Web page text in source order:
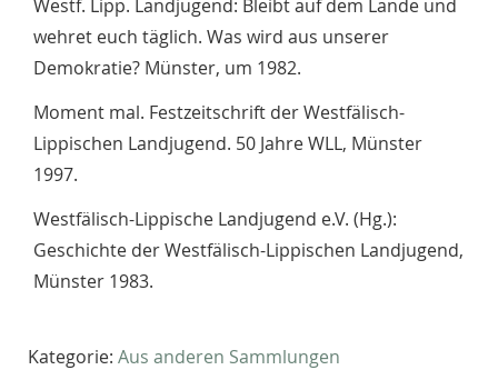
Westf. Lipp. Landjugend: Bleibt auf dem Lande und
wehret euch täglich. Was wird aus unserer
Demokratie? Münster, um 1982.
Moment mal. Festzeitschrift der Westfälisch-
Lippischen Landjugend. 50 Jahre WLL, Münster
1997.
Westfälisch-Lippische Landjugend e.V. (Hg.):
Geschichte der Westfälisch-Lippischen Landjugend,
Münster 1983.
Kategorie: Aus anderen Sammlungen